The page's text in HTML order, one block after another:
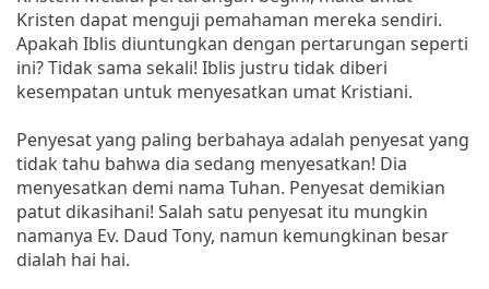
Kristen dapat menguji pemahaman mereka sendiri.
Apakah Iblis diuntungkan dengan pertarungan seperti
ini? Tidak sama sekali! Iblis justru tidak diberi
kesempatan untuk menyesatkan umat Kristiani.
Penyesat yang paling berbahaya adalah penyesat yang
tidak tahu bahwa dia sedang menyesatkan! Dia
menyesatkan demi nama Tuhan. Penyesat demikian
patut dikasihani! Salah satu penyesat itu mungkin
namanya Ev. Daud Tony, namun kemungkinan besar
dialah hai hai.